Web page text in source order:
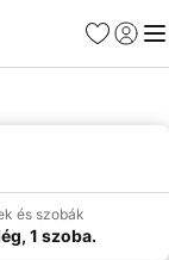
Kedvencek
és szobák
1 szoba.